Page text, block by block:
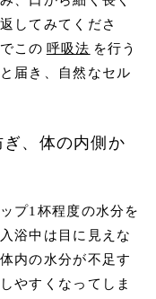
してみてくださ
この 呼吸法 を行う
届き、自然なセル
、体の内側か
プ1杯程度の水分を
浴中は目に見えな
内の水分が不足す
やすくなってしま